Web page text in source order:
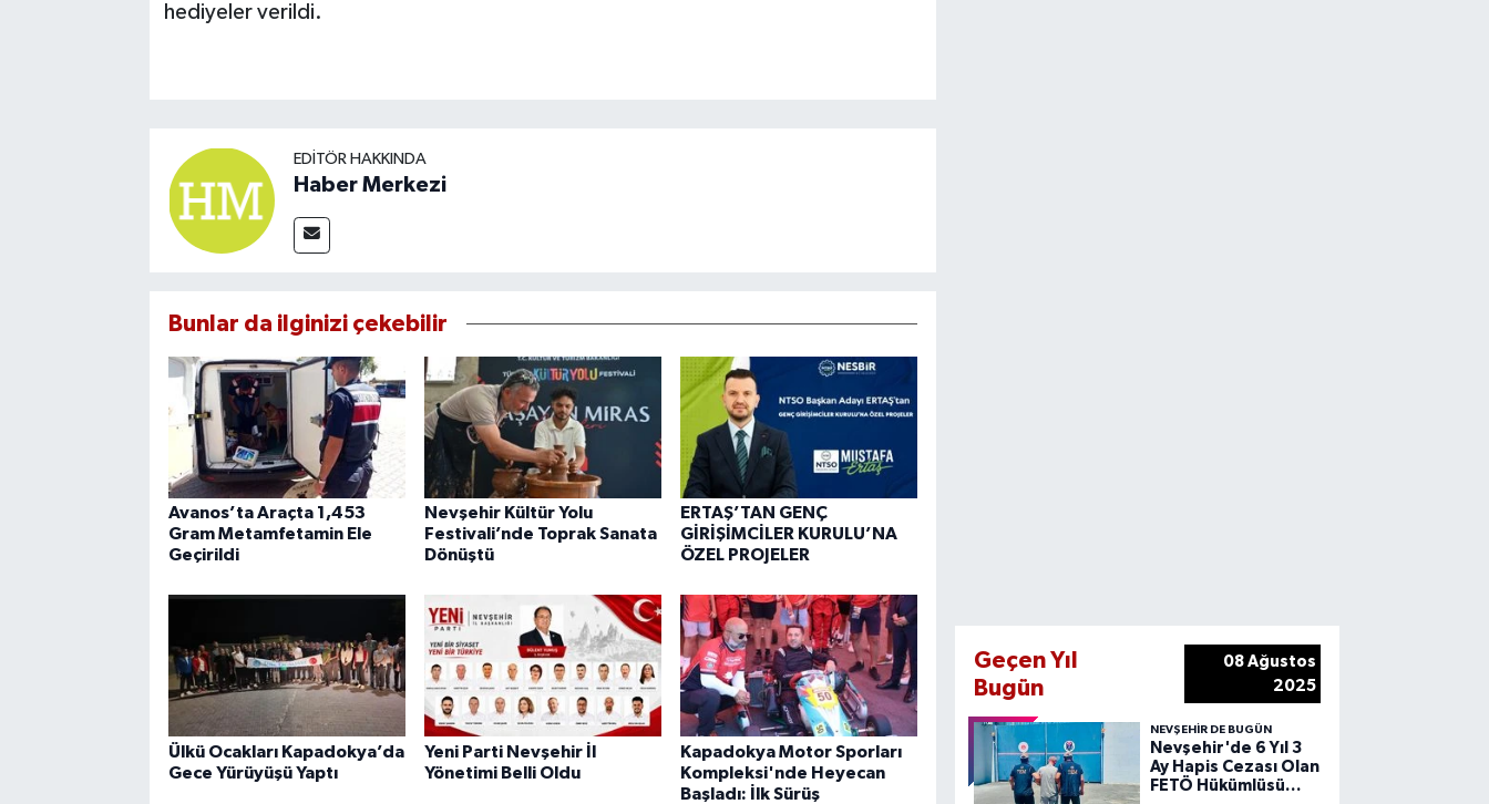
hediyeler verildi.
EDITÖR HAKKINDA
Haber Merkezi
Bunlar da ilginizi çekebilir
Avanos’ta Araçta 1,453
Gram Metamfetamin Ele
Geçirildi
Nevşehir Kültür Yolu
Festivali’nde Toprak Sanata
Dönüştü
ERTAŞ’TAN GENÇ
GİRİŞİMCİLER KURULU’NA
ÖZEL PROJELER
Ülkü Ocakları Kapadokya’da
Gece Yürüyüşü Yaptı
Yeni Parti Nevşehir İl
Yönetimi Belli Oldu
Kapadokya Motor Sporları
Kompleksi'nde Heyecan
Başladı: İlk Sürüş
Geçen Yıl
Bugün
08 Ağustos
2025
NEVŞEHIR DE BUGÜN
Nevşehir'de 6 Yıl 3
Ay Hapis Cezası Olan
FETÖ Hükümlüsü